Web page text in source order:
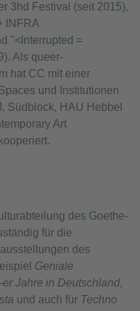
3hd Festival (seit 2015),
INFRA
"<Interrupted =
Als queer-
hat CC mit einer
und Institutionen
Südblock, HAU Hebbel
Art
des Goethe-
für die
des
Geniale
Jahre in Deutschland,
und auch für Techno